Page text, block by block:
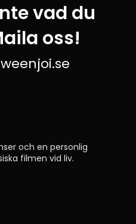
vad du
oss!
och en personlig
filmen vid liv.